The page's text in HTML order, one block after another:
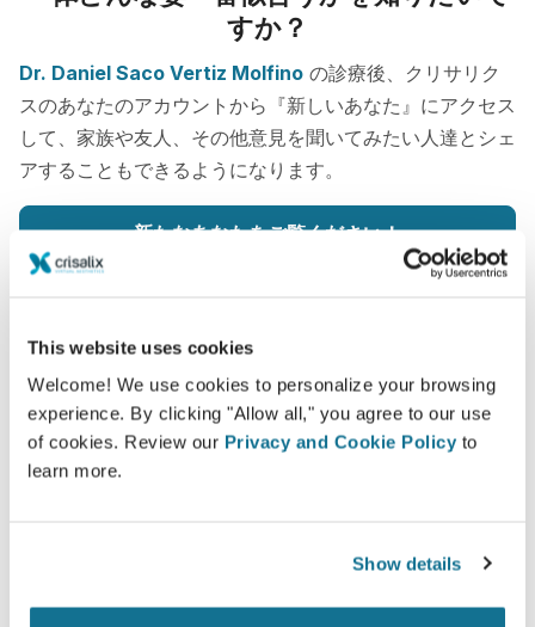
This website uses cookies
Welcome! We use cookies to personalize your browsing
experience. By clicking "Allow all," you agree to our use
of cookies. Review our Privacy and Cookie Policy to
learn more.
Show details
すか？
Dr. Daniel Saco Vertiz Molfino の診療後、クリサリク
スのあなたのアカウントから『新しいあなた』にアクセス
して、家族や友人、その他意見を聞いてみたい人達とシェ
アすることもできるようになります。
新たなあなたをご覧ください！
簡単ですし安全です
クリサリクスは、常にあなたのプライバシーを保護
プライバシーは守られています。